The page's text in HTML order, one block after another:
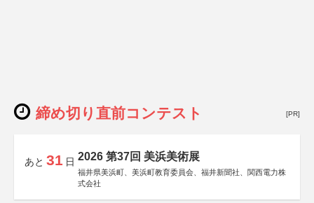
締め切り直前コンテスト [PR]
あと 31 日 2026 第37回 美浜美術展
福井県美浜町、美浜町教育委員会、福井新聞社、関西電力株
式会社